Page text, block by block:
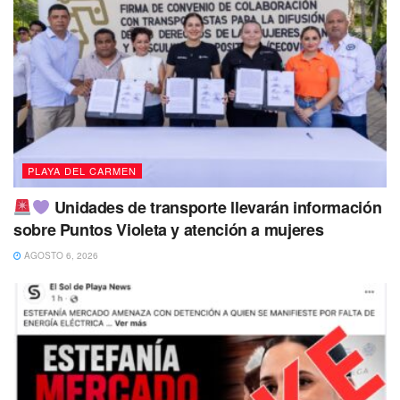
presupuestarios.
Las participaciones federales y las determinaciones
fiscales han sido históricamente insuficientes para atender
adecuadamente las necesidades locales, lo que ha dejado
a los municipios dependiendo en gran medida de la
federación y el gobierno estatal para su sostenimiento.
“Las determinaciones fiscales que tienen
ahogados a los municipios en manera
presupuestaria”.
PLAYA DEL CARMEN
Unidades de transporte llevarán información
sobre Puntos Violeta y atención a mujeres
AGOSTO 6, 2026